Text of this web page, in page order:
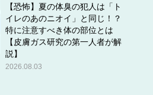
【恐怖】夏の体臭の犯人は「ト
イレのあのニオイ」と同じ！？
特に注意すべき体の部位とは
【皮膚ガス研究の第一人者が解
説】
2026.08.03